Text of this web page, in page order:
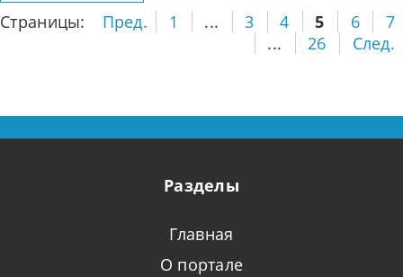
Страницы: Пред. 1 ... 3 4 5 6
7
...
26 След.
Разделы
Главная
О портале